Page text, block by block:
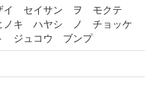
イ セイサン ヲ モクテ
キ ハヤシ ノ チョッケ
ジュコウ ブンプ